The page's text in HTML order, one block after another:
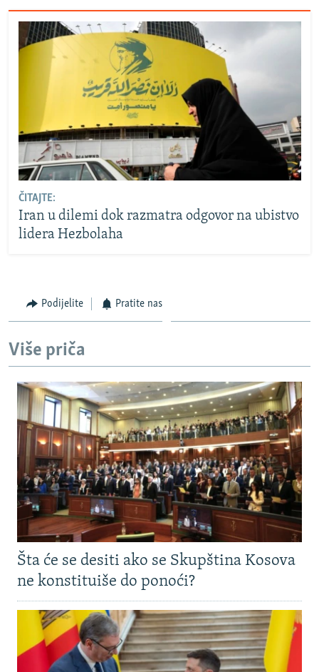
ČITAJTE:
Iran u dilemi dok razmatra odgovor na ubistvo
lidera Hezbolaha
Podijelite Pratite nas
Više priča
Šta će se desiti ako se Skupština Kosova
ne konstituiše do ponoći?